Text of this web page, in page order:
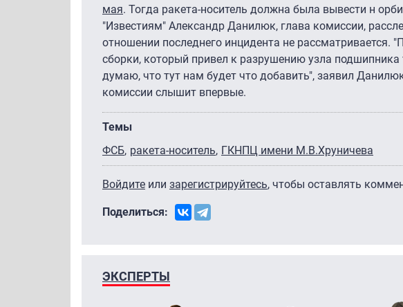
мая. Тогда ракета-носитель должна была вывести н
"Известиям" Александр Данилюк, глава комиссии,
отношении последнего инцидента не рассматривается.
сборки, который привел к разрушению узла подшипника
думаю, что тут нам будет что добавить", заявил
комиссии слышит впервые.
Темы
ФСБ ракета-носитель ГКНПЦ имени М.В.Хруничева
Войдите или зарегистрируйтесь, чтобы оставлять
Поделиться:
ЭКСПЕРТЫ